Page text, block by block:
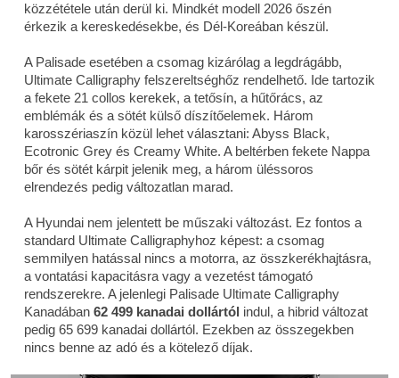
közzététele után derül ki. Mindkét modell 2026 őszén
érkezik a kereskedésekbe, és Dél-Koreában készül.
A Palisade esetében a csomag kizárólag a legdrágább,
Ultimate Calligraphy felszereltséghőz rendelhető. Ide tartozik
a fekete 21 collos kerekek, a tetősín, a hűtőrács, az
emblémák és a sötét külső díszítőelemek. Három
karosszériaszín közül lehet választani: Abyss Black,
Ecotronic Grey és Creamy White. A beltérben fekete Nappa
bőr és sötét kárpit jelenik meg, a három üléssoros
elrendezés pedig változatlan marad.
A Hyundai nem jelentett be műszaki változást. Ez fontos a
standard Ultimate Calligraphyhoz képest: a csomag
semmilyen hatással nincs a motorra, az összkerékhajtásra,
a vontatási kapacitásra vagy a vezetést támogató
rendszerekre. A jelenlegi Palisade Ultimate Calligraphy
Kanadában 62 499 kanadai dollártól indul, a hibrid változat
pedig 65 699 kanadai dollártól. Ezekben az összegekben
nincs benne az adó és a kötelező díjak.